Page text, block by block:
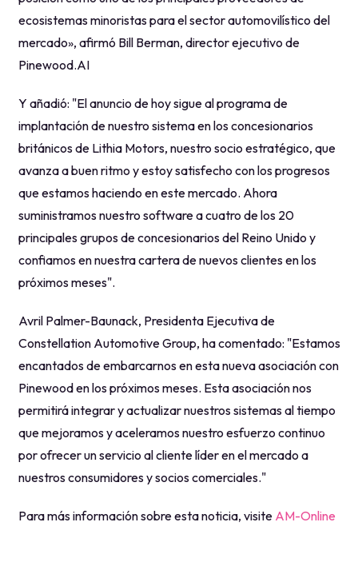
ecosistemas minoristas para el sector automovilístico del
mercado», afirmó Bill Berman, director ejecutivo de
Pinewood.AI
Y añadió: "El anuncio de hoy sigue al programa de
implantación de nuestro sistema en los concesionarios
británicos de Lithia Motors, nuestro socio estratégico, que
avanza a buen ritmo y estoy satisfecho con los progresos
que estamos haciendo en este mercado. Ahora
suministramos nuestro software a cuatro de los 20
principales grupos de concesionarios del Reino Unido y
confiamos en nuestra cartera de nuevos clientes en los
próximos meses".
Avril Palmer-Baunack, Presidenta Ejecutiva de
Constellation Automotive Group, ha comentado: "Estamos
encantados de embarcarnos en esta nueva asociación con
Pinewood en los próximos meses. Esta asociación nos
permitirá integrar y actualizar nuestros sistemas al tiempo
que mejoramos y aceleramos nuestro esfuerzo continuo
por ofrecer un servicio al cliente líder en el mercado a
nuestros consumidores y socios comerciales."
Para más información sobre esta noticia, visite AM-Online